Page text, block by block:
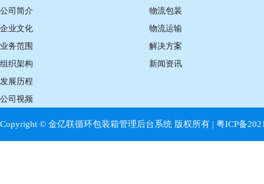
公司简介
企业文化
业务范围
组织架构
发展历程
公司视频
物流包装
物流运输
解决方案
新闻资讯
Copyright © 金亿联循环包装箱管理后台系统 版权所有 | 粤ICP备